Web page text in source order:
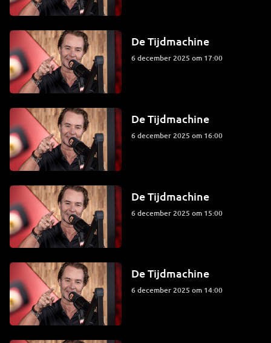
De Tijdmachine
6 december 2025 om 17:00
De Tijdmachine
6 december 2025 om 16:00
De Tijdmachine
6 december 2025 om 15:00
De Tijdmachine
6 december 2025 om 14:00